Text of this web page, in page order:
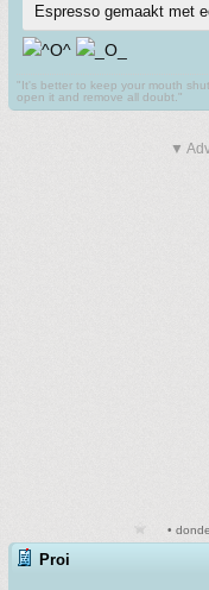
Espresso gemaakt met
"It's better to keep your mouth
open it and remove all doubt."
▼
•
Proi